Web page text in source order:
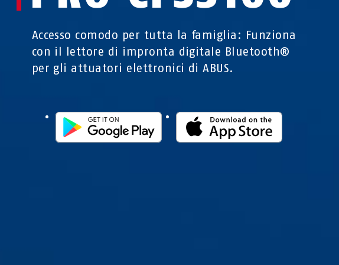
Accesso comodo per tutta la famiglia: Funziona
con il lettore di impronta digitale Bluetooth®
per gli attuatori elettronici di ABUS.